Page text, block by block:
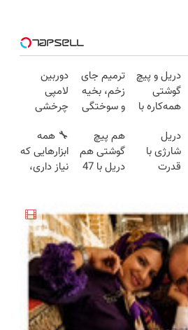
دریل و پیچ
گوشتی
همه‌کاره با
هوشمند ⚙️
(نصف
قیمت بازار
ترمیم جای
زخم، بخیه
و سوختگی
هفته!!😍
دوربین
لامپی
چرخشی
فقط امروز
حراج شد🔥
پرداخت
دریل
شارژی با
قدرت
با گارانتی
تعویض)
هم پیچ
گوشتی هم
دریل با 47
تخفیف داره
بخرش!🔥
🔧 همه
ابزارهایی که
نیاز داری،
تخفیف به
مدت
محدود